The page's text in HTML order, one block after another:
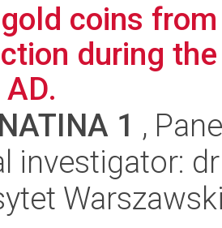
coins
during
1 ,
investigator: